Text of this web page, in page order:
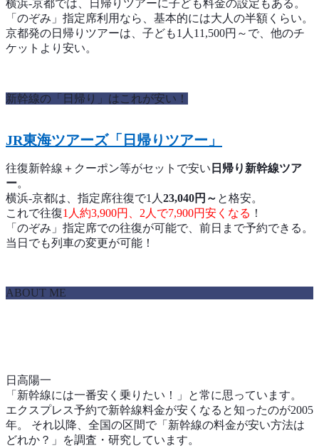
横浜-京都では、日帰りツアーに子ども料金の設定もある。
「のぞみ」指定席利用なら、基本的には大人の半額くらい。
京都発の日帰りツアーは、子ども1人11,500円～で、他のチ
ケットより安い。
新幹線の「日帰り」はこれが安い！
JR東海ツアーズ「日帰りツアー」
往復新幹線＋クーポン等がセットで安い 日帰り新幹線ツア
ー。
横浜-京都は、指定席往復で1人 23,040円～ と格安。
これで往復1人約3,900円、2人で7,900円安くなる ！
「のぞみ」指定席での往復が可能で、前日まで予約できる。
当日でも列車の変更が可能！
ABOUT ME
日高陽一
「新幹線には一番安く乗りたい！」と常に思っています。
エクスプレス予約で新幹線料金が安くなると知ったのが2005
年。 それ以降、全国の区間で「新幹線の料金が安い方法は
どれか？」を調査・研究しています。